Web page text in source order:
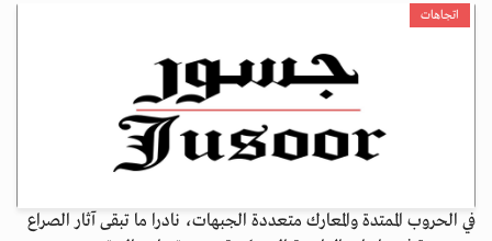
اتجاهات
في الحروب الممتدة والمعارك متعددة الجبهات، نادرا ما تبقى آثار الصراع